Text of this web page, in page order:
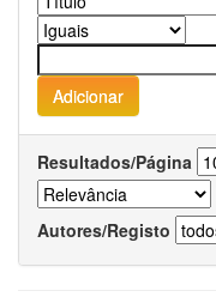
Resultados/Página
Autores/Registo